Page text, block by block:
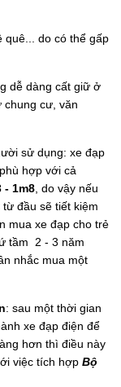
quê... do có thể gấp
dễ dàng cất giữ ở
chung cư, văn
sử dụng: xe đạp
hợp với cả
- 1m8 , do vậy nếu
đầu sẽ tiết kiệm
mua xe đạp cho trẻ
tầm 2 - 3 năm
nhắc mua một
: sau một thời gian
xe đạp điện để
hơn thì điều này
việc tích hợp Bộ